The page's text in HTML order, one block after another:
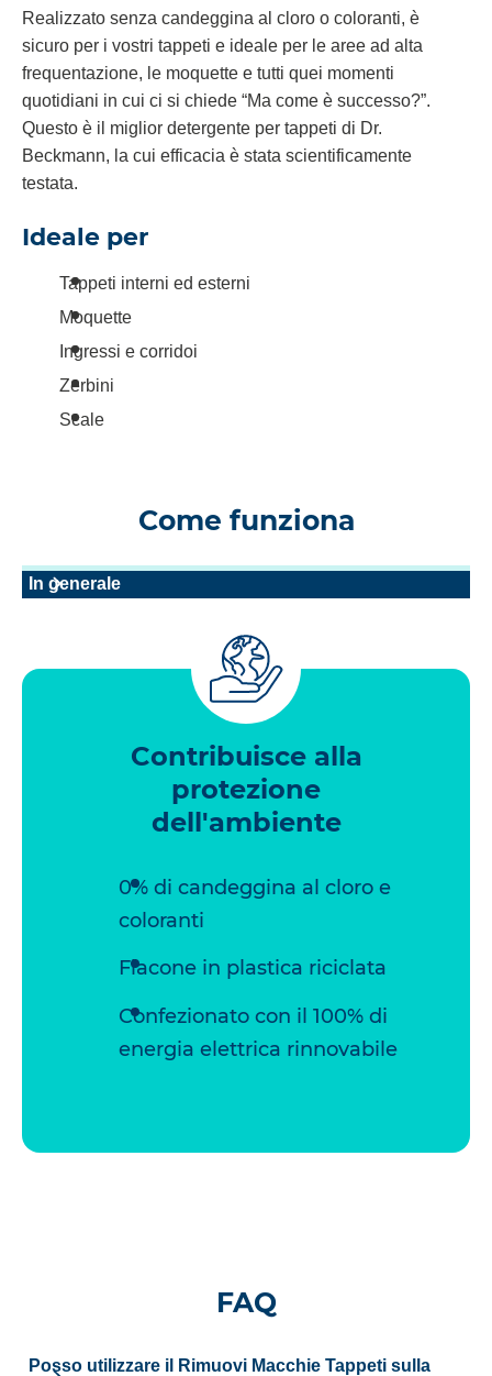
Realizzato senza candeggina al cloro o coloranti, è
sicuro per i vostri tappeti e ideale per le aree ad alta
frequentazione, le moquette e tutti quei momenti
quotidiani in cui ci si chiede “Ma come è successo?”.
Questo è il miglior detergente per tappeti di Dr.
Beckmann, la cui efficacia è stata scientificamente
testata.
Ideale per
Tappeti interni ed esterni
Moquette
Ingressi e corridoi
Zerbini
Scale
Come funziona
In generale
Contribuisce alla
protezione
dell'ambiente
0% di candeggina al cloro e
coloranti
Flacone in plastica riciclata
Confezionato con il 100% di
energia elettrica rinnovabile
FAQ
Posso utilizzare il Rimuovi Macchie Tappeti sulla